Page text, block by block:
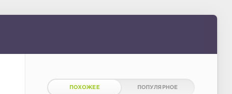
ПОХОЖЕЕ ПОПУЛЯРНОЕ